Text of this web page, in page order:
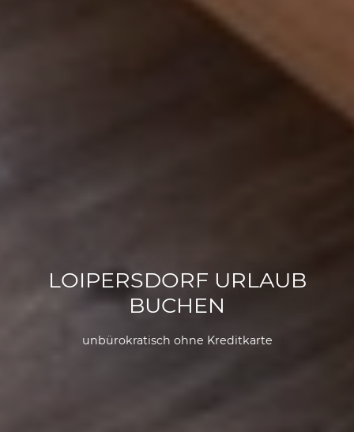
LOIPERSDORF URLAUB
BUCHEN
unbürokratisch ohne Kreditkarte